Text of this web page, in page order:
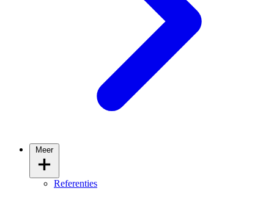
Meer
Referenties